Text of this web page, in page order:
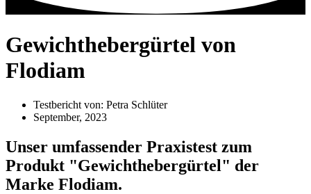
Gewichthebergürtel von
Flodiam
Testbericht von: Petra Schlüter
September, 2023
Unser umfassender Praxistest zum
Produkt "Gewichthebergürtel" der
Marke Flodiam.